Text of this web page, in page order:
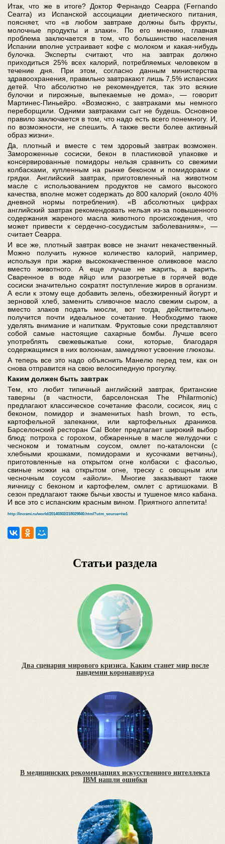
Итак, что же в итоге? Доктор Фернандо Сеарра (Fernando
Cearra) из Испанской ассоциации диетического питания,
поясняет, что «в любом завтраке должны быть фрукты,
молочные продукты и злаки». По его мнению, главная
проблема заключается в том, что большинство населения
Испании вполне устраивает кофе с молоком и какая-нибудь
булочка. Эксперты считают, что на завтрак должно
приходиться 25% всех калорий, потребляемых человеком в
течение дня. При этом, согласно данным министерства
здравоохранения, правильно завтракают лишь 7,5% испанских
детей. Что абсолютно не рекомендуется, так это всякие
булочки и пирожные, выпекаемые не дома», — говорит
Мартинес-Пиньейро. «Возможно, с завтраками мы немного
переборщили. Одними завтраками сыт не будешь. Основное
правило заключается в том, что надо есть всего понемногу. И,
по возможности, не спешить. А также вести более активный
образ жизни».
Да, плотный и вместе с тем здоровый завтрак возможен.
Замороженные сосиски, бекон в пластиковой упаковке и
консервированные помидоры нельзя сравнить со свежими
колбасками, купленным на рынке беконом и помидорами с
грядки. Английский завтрак, приготовленный на животном
масле с использованием продуктов не самого высокого
качества, вполне может содержать до 800 калорий (около 40%
дневной нормы потребления). «В абсолютных цифрах
английский завтрак рекомендовать нельзя из-за повышенного
содержания жареного масла животного происхождения, что
может привести к сердечно-сосудистым заболеваниям», —
считает Сеарра.
И все же, плотный завтрак вовсе не значит некачественный.
Можно получить нужное количество калорий, например,
используя при жарке высококачественное оливковое масло
вместо животного. А еще лучше не жарить, а варить.
Сваренное в воде яйцо или разогретые в горячей воде
сосиски значительно сократят поступление жиров в организм.
А если к этому еще добавить зелень, обезжиренный йогурт и
зерновой хлеб, заменить сливочное масло свежим сыром, а
вместо злаков подать мюсли, вот тогда, действительно,
получится почти идеальное сочетание. Необходимо также
уделять внимание и напиткам. Фруктовые соки представляют
собой самые настоящие сахарные бомбы. Лучше всего
употреблять свежевыжатые соки, которые, благодаря
содержащимся в них волокнам, замедляют усвоение глюкозы.
А теперь все это надо объяснить Манелю перед тем, как он
снова отправится на свою велосипедную прогулку.
Каким должен быть завтрак
Тем, кто любит типичный английский завтрак, британские
таверны (в частности, барселонская The Philarmonic)
предлагают классическое сочетание фасоли, сосисок, яиц с
беконом, помидор и знаменитых hash brown, то есть,
картофельной запеканки, или картофельных драников.
Барселонский ресторан Cal Boter предлагает широкий выбор
блюд: потроха с горохом, обжаренные в масле желудочки с
чесноком и томатным соусом, омлет по-каталонски (с
хлебными крошками, помидорами и кусочками ветчины),
приготовленные на открытом огне колбаски с фасолью,
свиные ножки на открытом огне, треску с овощным или
чесночным соусом «айоли». Многие заказывают также
яичницу с беконом и картофелем, омлет с артишоками. В
сезон предлагают также бычьи хвосты и тушеное мясо кабана.
И все это с испанским красным вином. Приятного аппетита!
http://inosmi.ru/world/20140302/218029840.html?utm_source=tw1
Статьи раздела
Два сценария мирового кризиса. Каким станет мир после
пандемии коронавируса
В медицинских рекомендациях искусственного интеллекта
IBM нашли ошибки